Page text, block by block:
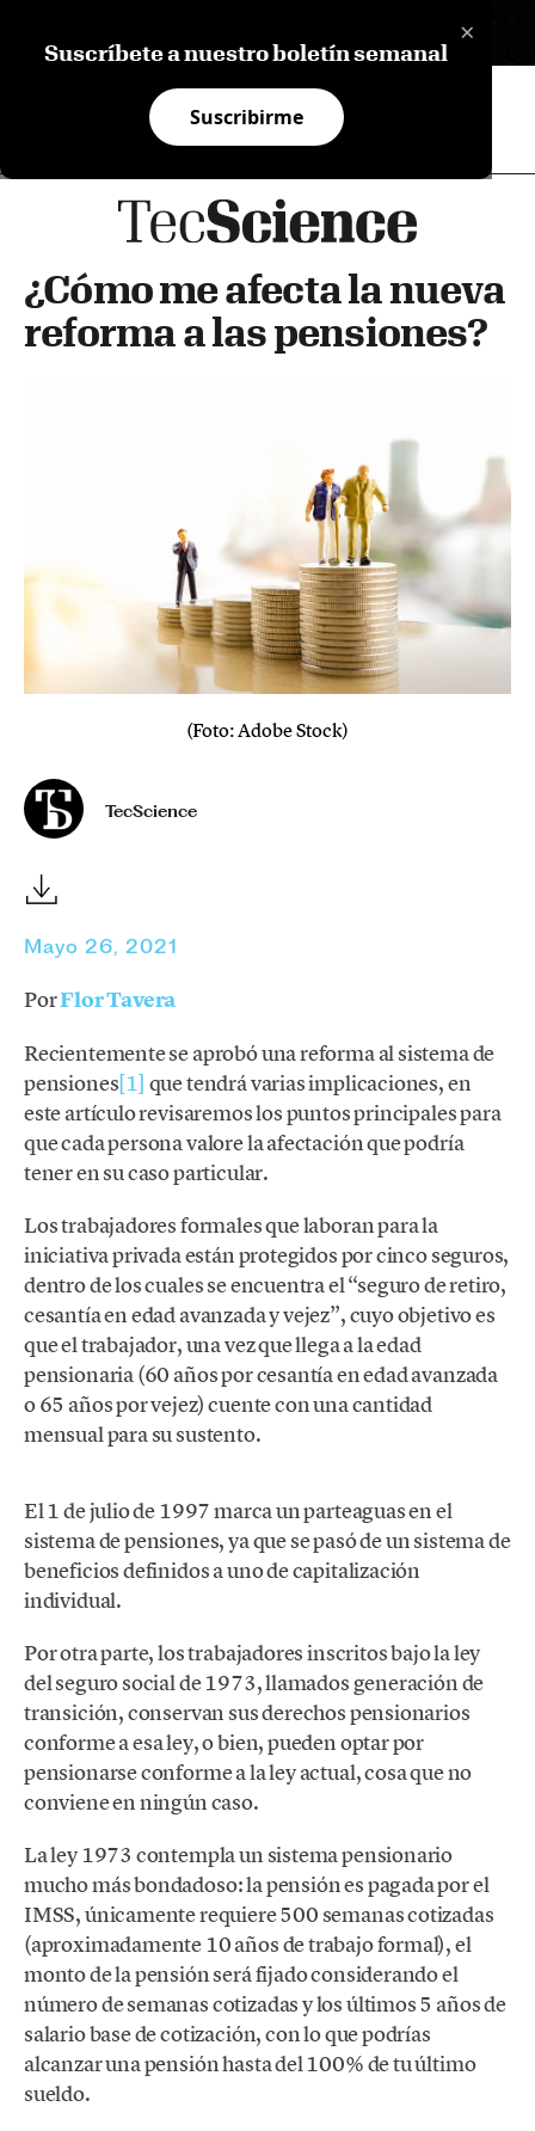
×
Suscríbete a nuestro boletín semanal
Suscribirme
¿Cómo me afecta la nueva
reforma a las pensiones?
(Foto: Adobe Stock)
TecScience
Mayo 26, 2021
PorFlor Tavera
Recientemente se aprobó una reforma al sistema de
pensiones[1] que tendrá varias implicaciones, en
este artículo revisaremos los puntos principales para
que cada persona valore la afectación que podría
tener en su caso particular.
Los trabajadores formales que laboran para la
iniciativa privada están protegidos por cinco seguros,
dentro de los cuales se encuentra el “seguro de retiro,
cesantía en edad avanzada y vejez”, cuyo objetivo es
que el trabajador, una vez que llega a la edad
pensionaria (60 años por cesantía en edad avanzada
o 65 años por vejez) cuente con una cantidad
mensual para su sustento.
El 1 de julio de 1997 marca un parteaguas en el
sistema de pensiones, ya que se pasó de un sistema de
beneficios definidos a uno de capitalización
individual.
Por otra parte, los trabajadores inscritos bajo la ley
del seguro social de 1973, llamados generación de
transición, conservan sus derechos pensionarios
conforme a esa ley, o bien, pueden optar por
pensionarse conforme a la ley actual, cosa que no
conviene en ningún caso.
La ley 1973 contempla un sistema pensionario
mucho más bondadoso: la pensión es pagada por el
IMSS, únicamente requiere 500 semanas cotizadas
(aproximadamente 10 años de trabajo formal), el
monto de la pensión será fijado considerando el
número de semanas cotizadas y los últimos 5 años de
salario base de cotización, con lo que podrías
alcanzar una pensión hasta del 100% de tu último
sueldo.